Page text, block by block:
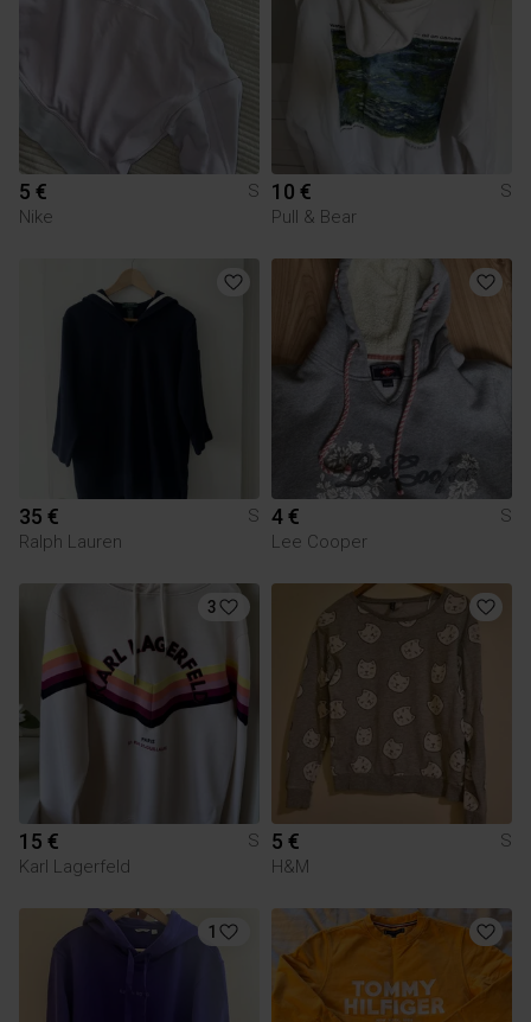
5 €
S
Nike
10 €
S
Pull & Bear
35 €
S
Ralph Lauren
4 €
S
Lee Cooper
3
15 €
S
Karl Lagerfeld
5 €
S
H&M
1